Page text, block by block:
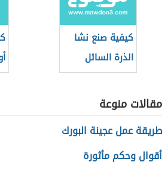
كيفية صنع نشا
الذرة السائل
مقالات منوعة
طريقة عمل عجينة البورك
أقوال وحكم مأثورة